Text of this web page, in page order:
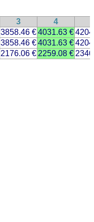
3 4
3858.46 €4031.63 €
3858.46 €4031.63 €
2176.06 € 2259.08 €